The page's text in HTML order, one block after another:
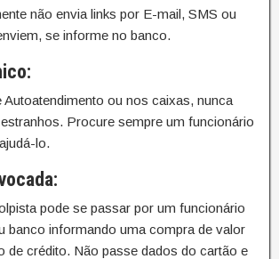
não envia links por E-mail, SMS ou
se informe no banco.
Autoatendimento ou nos caixas, nunca
Procure sempre um funcionário
lo.
pode se passar por um funcionário
banco informando uma compra de valor
de crédito. Não passe dados do cartão e